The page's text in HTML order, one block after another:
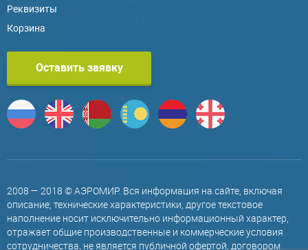
Реквизиты
Корзина
Оставить заявку
2008 — 2018 © АЭРОМИР. Вся информация на сайте, включая
описание, технические характеристики, другое текстовое
наполнение носит исключительно информационный характер,
отражает общие производственные и коммерческие условия
сотрудничества, не является публичной офертой, договором